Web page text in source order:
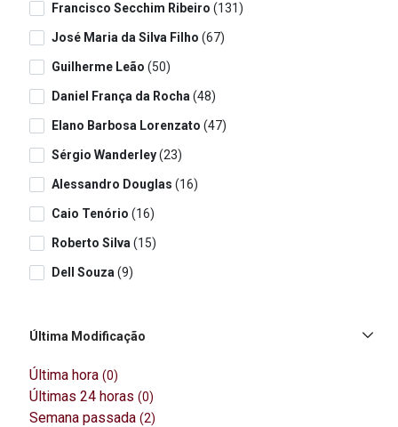
Francisco Secchim Ribeiro (131)
José Maria da Silva Filho (67)
Guilherme Leão (50)
Daniel França da Rocha (48)
Elano Barbosa Lorenzato (47)
Sérgio Wanderley(23)
Alessandro Douglas (16)
Caio Tenório (16)
Roberto Silva (15)
Dell Souza (9)
Última Modificação
Última hora (0)
Últimas 24 horas (0)
Semana passada (2)